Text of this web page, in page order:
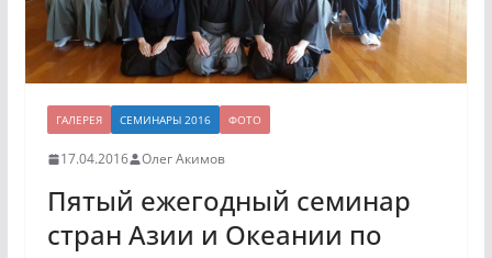
ГАЛЕРЕЯ СЕМИНАРЫ 2016 ФОТО
17.04.2016 Олег Акимов
Пятый ежегодный семинар
стран Азии и Океании по